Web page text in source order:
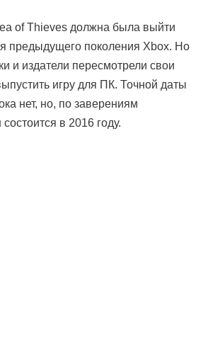
of Thieves должна была выйти
предыдущего поколения Xbox. Но
и издатели пересмотрели свои
игру для ПК. Точной даты
нет, но, по заверениям
в 2016 году.